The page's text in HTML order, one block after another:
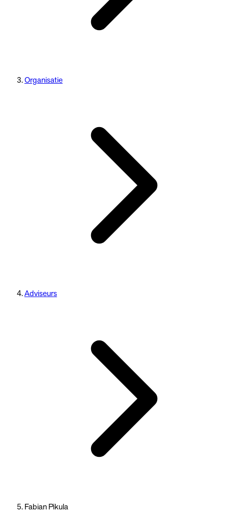
Organisatie
Adviseurs
Fabian Pikula